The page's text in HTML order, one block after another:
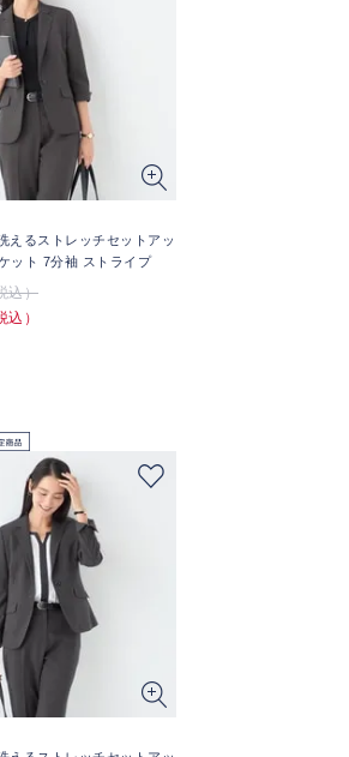
えるストレッチセットアッ
ット 7分袖 ストライプ
込）
込）